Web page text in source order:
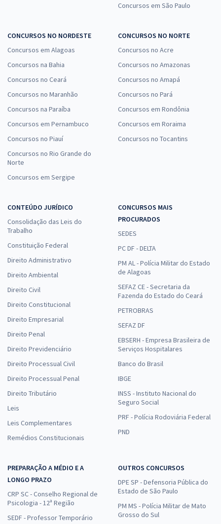
Concursos em São Paulo
CONCURSOS NO NORDESTE
Concursos em Alagoas
Concursos na Bahia
Concursos no Ceará
Concursos no Maranhão
Concursos na Paraíba
Concursos em Pernambuco
Concursos no Piauí
Concursos no Rio Grande do
Norte
Concursos em Sergipe
CONCURSOS NO NORTE
Concursos no Acre
Concursos no Amazonas
Concursos no Amapá
Concursos no Pará
Concursos em Rondônia
Concursos em Roraima
Concursos no Tocantins
CONTEÚDO JURÍDICO
Consolidação das Leis do
Trabalho
Constituição Federal
Direito Administrativo
Direito Ambiental
Direito Civil
Direito Constitucional
Direito Empresarial
Direito Penal
Direito Previdenciário
Direito Processual Civil
Direito Processual Penal
Direito Tributário
Leis
Leis Complementares
Remédios Constitucionais
CONCURSOS MAIS
PROCURADOS
SEDES
PC DF - DELTA
PM AL - Polícia Militar do Estado
de Alagoas
SEFAZ CE - Secretaria da
Fazenda do Estado do Ceará
PETROBRAS
SEFAZ DF
EBSERH - Empresa Brasileira de
Serviços Hospitalares
Banco do Brasil
IBGE
INSS - Instituto Nacional do
Seguro Social
PRF - Polícia Rodoviária Federal
PND
PREPARAÇÃO A MÉDIO E A
LONGO PRAZO
CRP SC - Conselho Regional de
Psicologia - 12ª Região
SEDF - Professor Temporário
OUTROS CONCURSOS
DPE SP - Defensoria Pública do
Estado de São Paulo
PM MS - Polícia Militar de Mato
Grosso do Sul